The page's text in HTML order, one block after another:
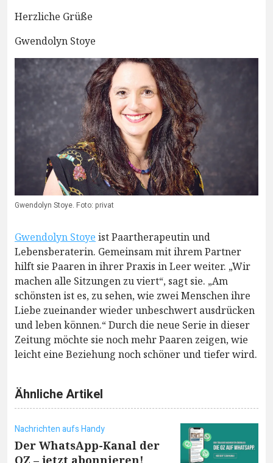
Herzliche Grüße
Gwendolyn Stoye
Gwendolyn Stoye. Foto: privat
Gwendolyn Stoye ist Paartherapeutin und
Lebensberaterin. Gemeinsam mit ihrem Partner
hilft sie Paaren in ihrer Praxis in Leer weiter. „Wir
machen alle Sitzungen zu viert“, sagt sie. „Am
schönsten ist es, zu sehen, wie zwei Menschen ihre
Liebe zueinander wieder unbeschwert ausdrücken
und leben können.“ Durch die neue Serie in dieser
Zeitung möchte sie noch mehr Paaren zeigen, wie
leicht eine Beziehung noch schöner und tiefer wird.
Ähnliche Artikel
Nachrichten aufs Handy
Der WhatsApp-Kanal der
OZ – jetzt abonnieren!